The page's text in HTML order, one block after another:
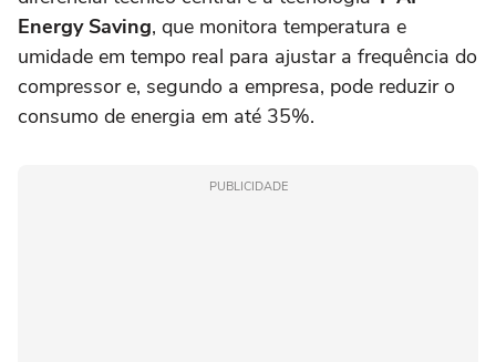
Energy Saving, que monitora temperatura e
umidade em tempo real para ajustar a frequência do
compressor e, segundo a empresa, pode reduzir o
consumo de energia em até 35%.
PUBLICIDADE